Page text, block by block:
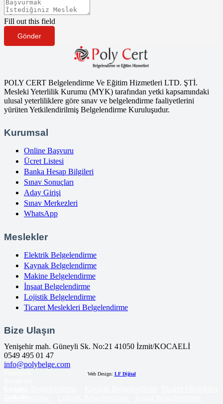
Fill out this field
Gönder
POLY CERT Belgelendirme Ve Eğitim Hizmetleri LTD. ŞTİ.
Mesleki Yeterlilik Kurumu (MYK) tarafından yetki kapsamındaki
ulusal yeterliliklere göre sınav ve belgelendirme faaliyetlerini
yürüten Yetkilendirilmiş Belgelendirme Kuruluşudur.
Kurumsal
Online Başvuru
Ücret Listesi
Banka Hesap Bilgileri
Sınav Sonuçları
Aday Girişi
Sınav Merkezleri
WhatsApp
Meslekler
Elektrik Belgelendirme
Kaynak Belgelendirme
Makine Belgelendirme
İnşaat Belgelendirme
Lojistik Belgelendirme
Ticaret Meslekleri Belgelendirme
Bize Ulaşın
Yenişehir mah. Güneyli Sk. No:21 41050 İzmit/KOCAELİ
0549 495 01 47
info@polybelge.com
Web Design: LF Dijital